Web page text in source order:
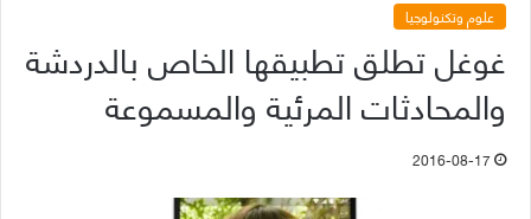
علوم وتكنولوجيا
غوغل تطلق تطبيقها الخاص بالدردشة
والمحادثات المرئية والمسموعة
2016-08-17